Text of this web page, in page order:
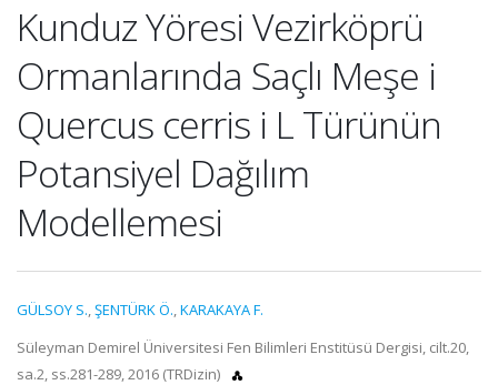
Kunduz Yöresi Vezirköprü
Ormanlarında Saçlı Meşe i
Quercus cerris i L Türünün
Potansiyel Dağılım
Modellemesi
GÜLSOY S.,ŞENTÜRK Ö.,KARAKAYA F.
Süleyman Demirel Üniversitesi Fen Bilimleri Enstitüsü Dergisi, cilt.20,
sa.2, ss.281-289, 2016 (TRDizin)